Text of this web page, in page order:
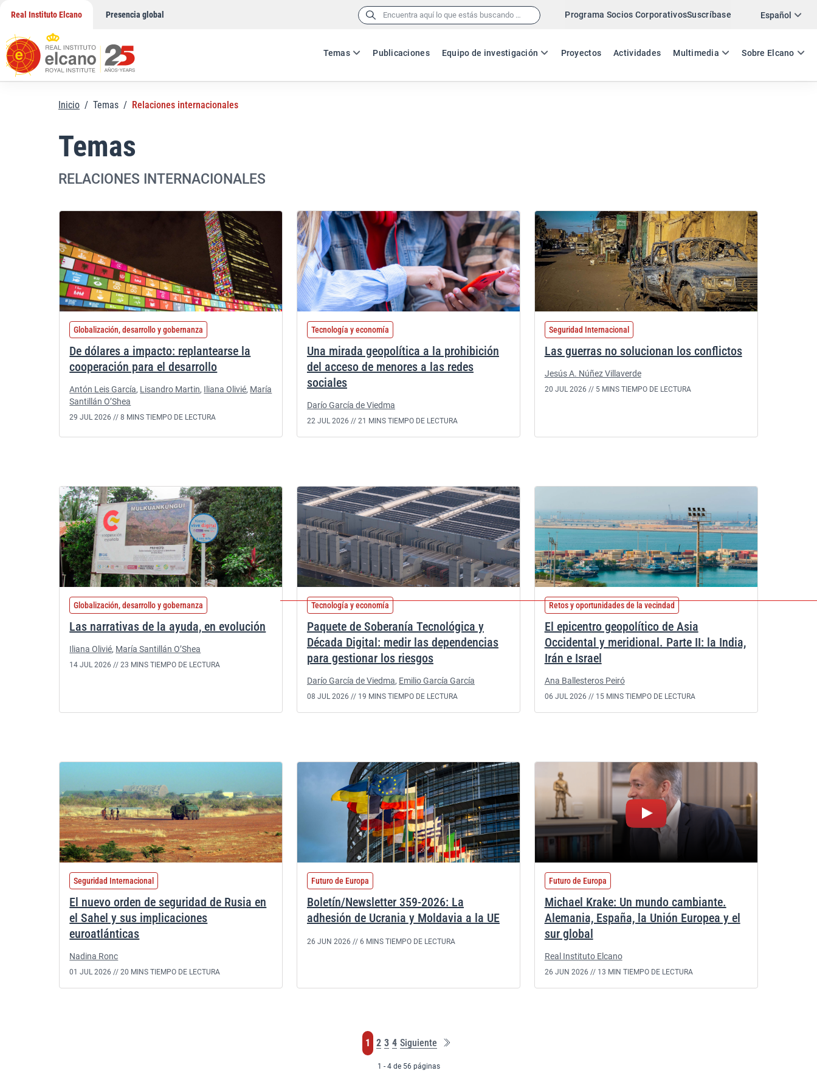
contenido
Real Instituto Elcano Presencia global Buscar: Programa Socios CorporativosSuscríbase Español
ES EN
Temas Publicaciones Equipo de investigación Proyectos Actividades Multimedia Sobre Elcano
Inicio / Temas / Relaciones internacionales
Temas
RELACIONES INTERNACIONALES
Globalización, desarrollo y gobernanza
De dólares a impacto: replantearse la
cooperación para el desarrollo
Antón Leis García, Lisandro Martin, Iliana Olivié, María
Santillán O’Shea
29 JUL 2026 //8 MINS TIEMPO DE LECTURA
Tecnología y economía
Una mirada geopolítica a la prohibición
del acceso de menores a las redes
sociales
Darío García de Viedma
22 JUL 2026 // 21 MINS TIEMPO DE LECTURA
Seguridad Internacional
Las guerras no solucionan los conflictos
Jesús A. Núñez Villaverde
20 JUL 2026 // 5 MINS TIEMPO DE LECTURA
Globalización, desarrollo y gobernanza
Las narrativas de la ayuda, en evolución
Iliana Olivié, María Santillán O’Shea
14 JUL 2026 //23 MINS TIEMPO DE LECTURA
Tecnología y economía
Paquete de Soberanía Tecnológica y
Década Digital: medir las dependencias
para gestionar los riesgos
Darío García de Viedma, Emilio García García
08 JUL 2026 // 19 MINS TIEMPO DE LECTURA
Retos y oportunidades de la vecindad
El epicentro geopolítico de Asia
Occidental y meridional. Parte II: la India,
Irán e Israel
Ana Ballesteros Peiró
06 JUL 2026 // 15 MINS TIEMPO DE LECTURA
Seguridad Internacional
El nuevo orden de seguridad de Rusia en
el Sahel y sus implicaciones
euroatlánticas
Nadina Ronc
01 JUL 2026 //20 MINS TIEMPO DE LECTURA
Futuro de Europa
Boletín/Newsletter 359-2026: La
adhesión de Ucrania y Moldavia a la UE
26 JUN 2026 // 6 MINS TIEMPO DE LECTURA
Futuro de Europa
Michael Krake: Un mundo cambiante.
Alemania, España, la Unión Europea y el
sur global
Real Instituto Elcano
26 JUN 2026 // 13 MIN TIEMPO DE LECTURA
Página
1 Página
2 Página
3 Página
4 Siguiente
Última
página
1 - 4 de 56 páginas